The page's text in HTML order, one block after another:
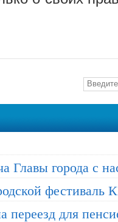
Главы города с
фестиваль
переезд для